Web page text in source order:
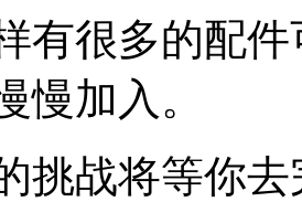
有很多的配
慢加入。
挑战将等你